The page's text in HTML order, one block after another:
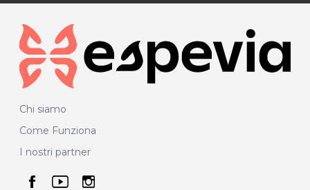
Chi siamo
Come Funziona
I nostri partner
seguici su facebook
seguici su youtube
seguici su instagram